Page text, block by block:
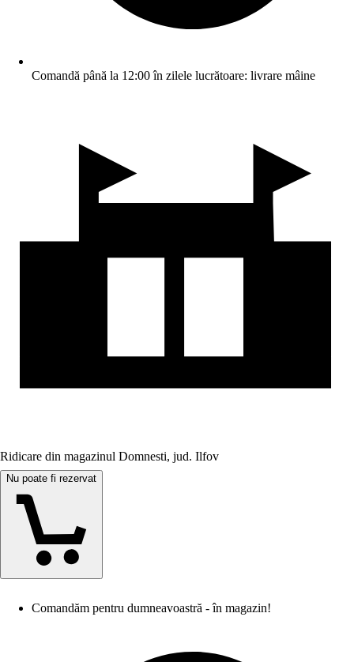
Comandă până la 12:00 în zilele lucrătoare: livrare mâine
Ridicare din magazinul Domnesti, jud. Ilfov
Nu poate fi rezervat
Comandăm pentru dumneavoastră - în magazin!